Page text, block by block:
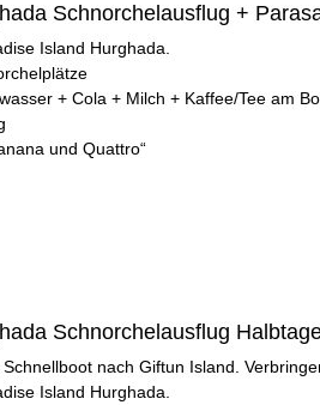
Schnorchelausflug +
Island Hurghada.
+ Cola + Milch + Kaffee/Tee am
und Quattro“
Schnorchelausflug
nach Giftun Island.
Island Hurghada.